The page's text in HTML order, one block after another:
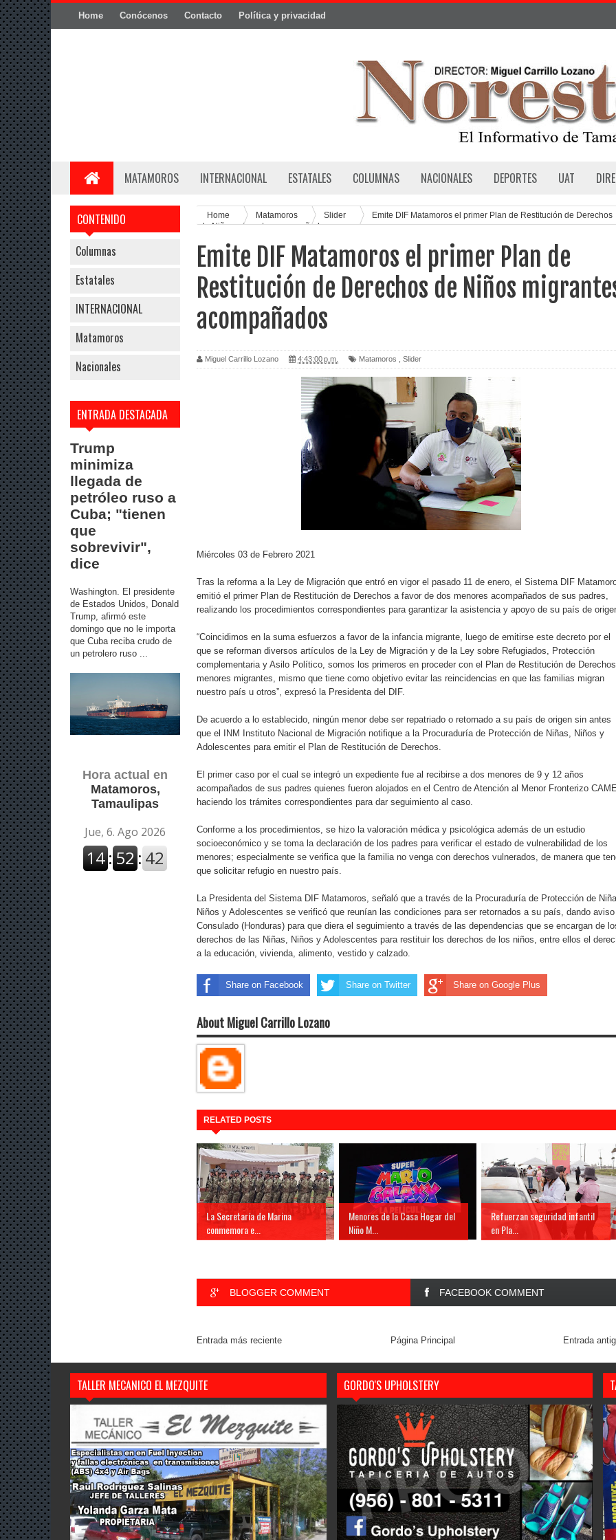
Home Conócenos Contacto Política y privacidad
MATAMOROS INTERNACIONAL ESTATALES COLUMNAS NACIONALES DEPORTES UAT
CONTENIDO
Columnas
Estatales
INTERNACIONAL
Matamoros
Nacionales
ENTRADA DESTACADA
Trump
minimiza
llegada de
petróleo ruso a
Cuba; "tienen
que
sobrevivir",
dice
Washington. El presidente
de Estados Unidos, Donald
Trump, afirmó este
domingo que no le importa
que Cuba reciba crudo de
un petrolero ruso ...
Hora actual en
Matamoros,
Tamaulipas
Home Matamoros Slider
Emite DIF Matamoros el primer Plan de Restitución de Derechos
de Niños migrantes acompañados
Emite DIF Matamoros el primer Plan de
Restitución de Derechos de Niños
acompañados
Miguel Carrillo Lozano 4:43:00 p.m. Matamoros Slider
Miércoles 03 de Febrero 2021
Tras la reforma a la Ley de Migración que entró en vigor el pasado 11 de enero, el Sistema DIF
emitió el primer Plan de Restitución de Derechos a favor de dos menores acompañados de sus padres,
realizando los procedimientos correspondientes para garantizar la asistencia y apoyo de su país de
“Coincidimos en la suma esfuerzos a favor de la infancia migrante, luego de emitirse este decreto por el
que se reforman diversos artículos de la Ley de Migración y de la Ley sobre Refugiados, Protección
complementaria y Asilo Político, somos los primeros en proceder con el Plan de Restitución de
menores migrantes, mismo que tiene como objetivo evitar las reincidencias en que las familias migran
nuestro país u otros”, expresó la Presidenta del DIF.
De acuerdo a lo establecido, ningún menor debe ser repatriado o retornado a su país de origen sin antes
que el INM Instituto Nacional de Migración notifique a la Procuraduría de Protección de Niñas, Niños y
Adolescentes para emitir el Plan de Restitución de Derechos.
El primer caso por el cual se integró un expediente fue al recibirse a dos menores de 9 y 12 años
acompañados de sus padres quienes fueron alojados en el Centro de Atención al Menor Fronterizo
haciendo los trámites correspondientes para dar seguimiento al caso.
Conforme a los procedimientos, se hizo la valoración médica y psicológica además de un estudio
socioeconómico y se toma la declaración de los padres para verificar el estado de vulnerabilidad de los
menores; especialmente se verifica que la familia no venga con derechos vulnerados, de manera que
que solicitar refugio en nuestro país.
La Presidenta del Sistema DIF Matamoros, señaló que a través de la Procuraduría de Protección de
Niños y Adolescentes se verificó que reunían las condiciones para ser retornados a su país, dando aviso
Consulado (Honduras) para que diera el seguimiento a través de las dependencias que se encargan de
derechos de las Niñas, Niños y Adolescentes para restituir los derechos de los niños, entre ellos el
a la educación, vivienda, alimento, vestido y calzado.
Share on Facebook Share on Twitter Share on Google Plus
About Miguel Carrillo Lozano
RELATED POSTS
La Secretaría de Marina
conmemora e...
Menores de la Casa Hogar del
Niño M...
Refuerzan seguridad infantil
en Pla...
BLOGGER COMMENT FACEBOOK COMMENT
Entrada más reciente Entrada
Página Principal
TALLER MECANICO EL MEZQUITE GORDO'S UPHOLSTERY